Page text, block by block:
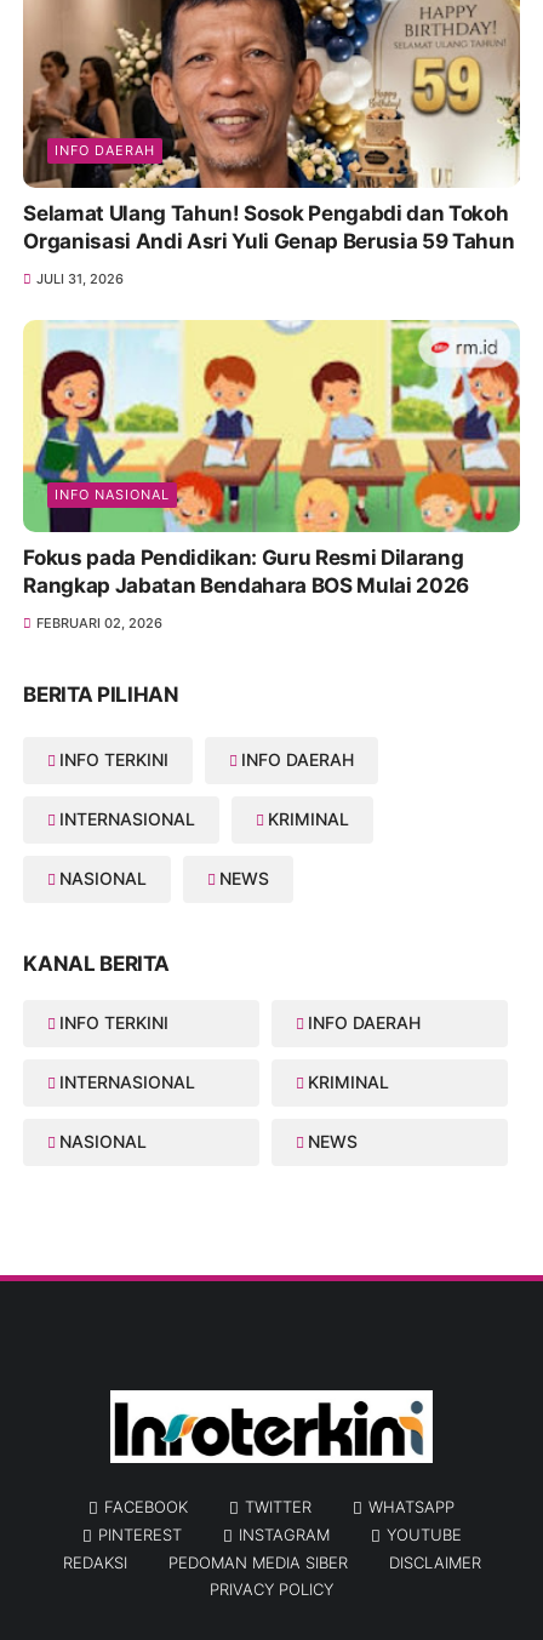
INFO DAERAH
Selamat Ulang Tahun! Sosok Pengabdi dan Tokoh
Organisasi Andi Asri Yuli Genap Berusia 59 Tahun
JULI 31, 2026
INFO NASIONAL
Fokus pada Pendidikan: Guru Resmi Dilarang
Rangkap Jabatan Bendahara BOS Mulai 2026
FEBRUARI 02, 2026
BERITA PILIHAN
INFO TERKINI INFO DAERAH
INTERNASIONAL KRIMINAL
NASIONAL NEWS
KANAL BERITA
INFO TERKINI INFO DAERAH
INTERNASIONAL KRIMINAL
NASIONAL NEWS
FACEBOOK TWITTER
WHATSAPP
PINTEREST
INSTAGRAM
YOUTUBE
REDAKSI
PEDOMAN MEDIA SIBER
DISCLAIMER
PRIVACY POLICY